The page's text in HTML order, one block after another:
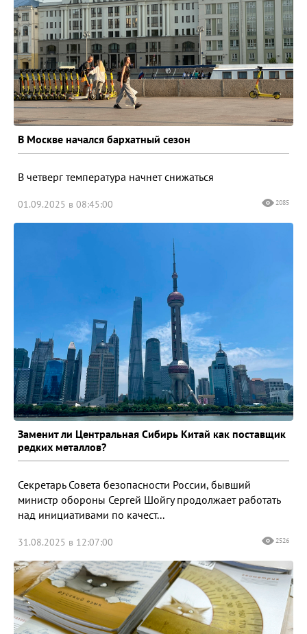
В Москве начался бархатный сезон
В четверг температура начнет снижаться
01.09.2025 в 08:45:00 2085
Заменит ли Центральная Сибирь Китай как поставщик
редких металлов?
Секретарь Совета безопасности России, бывший
министр обороны Сергей Шойгу продолжает работать
над инициативами по качест...
31.08.2025 в 12:07:00 2526